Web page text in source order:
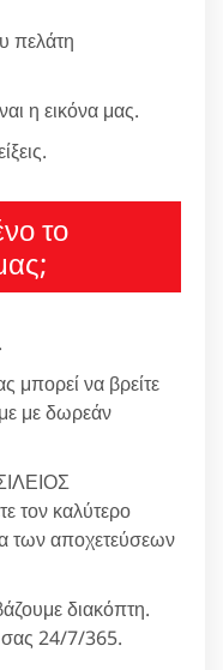
πελάτη
η εικόνα μας.
το
μπορεί να βρείτε
με δωρεάν
τον καλύτερο
των αποχετεύσεων
διακόπτη.
σας 24/7/365.